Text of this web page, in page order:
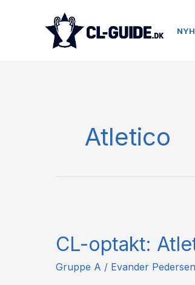
Atletico
CL-optakt:
Gruppe A / Evander Pedersen
Atletico
–